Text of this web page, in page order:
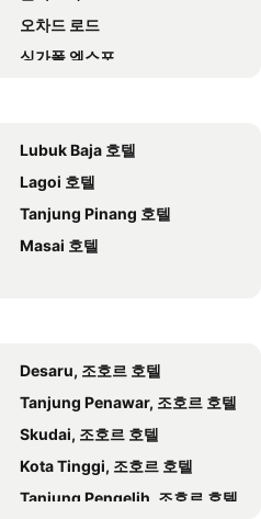
쉐라톤 타워 싱가포르
르메르디앙 싱가포르, 센토사
콩코드 호텔 싱가포르
lyf Funan Singapore
ST Signature Tanjong Pagar
KINN Habitat
Grand Park City Hall
Victoria Hotel, a NuVe Group Collection
헤리티지 아파트먼트 @ 시티 홀
옥스퍼드 호텔
호텔 누베 헤리티지
오차드 로드
싱가폴 엑스포
리틀인디아
City Hall
Marina Bay Sands SkyPark
Swiss Club Oktoberfest
Telok Blangah
Singapore Flyer
Marsiling MRT Station
Harbour Front Centre
Orchard Metro Station
Lubuk Baja 호텔
Lagoi 호텔
Tanjung Pinang 호텔
Masai 호텔
Desaru, 조호르 호텔
Tanjung Penawar, 조호르 호텔
Skudai, 조호르 호텔
Kota Tinggi, 조호르 호텔
Tanjung Pengelih, 조호르 호텔